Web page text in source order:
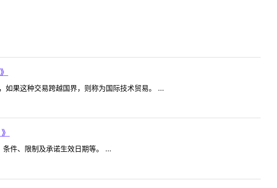
果这种交易跨越国界，则称为国际技术贸易。 ...
件、限制及承诺生效日期等。 ...